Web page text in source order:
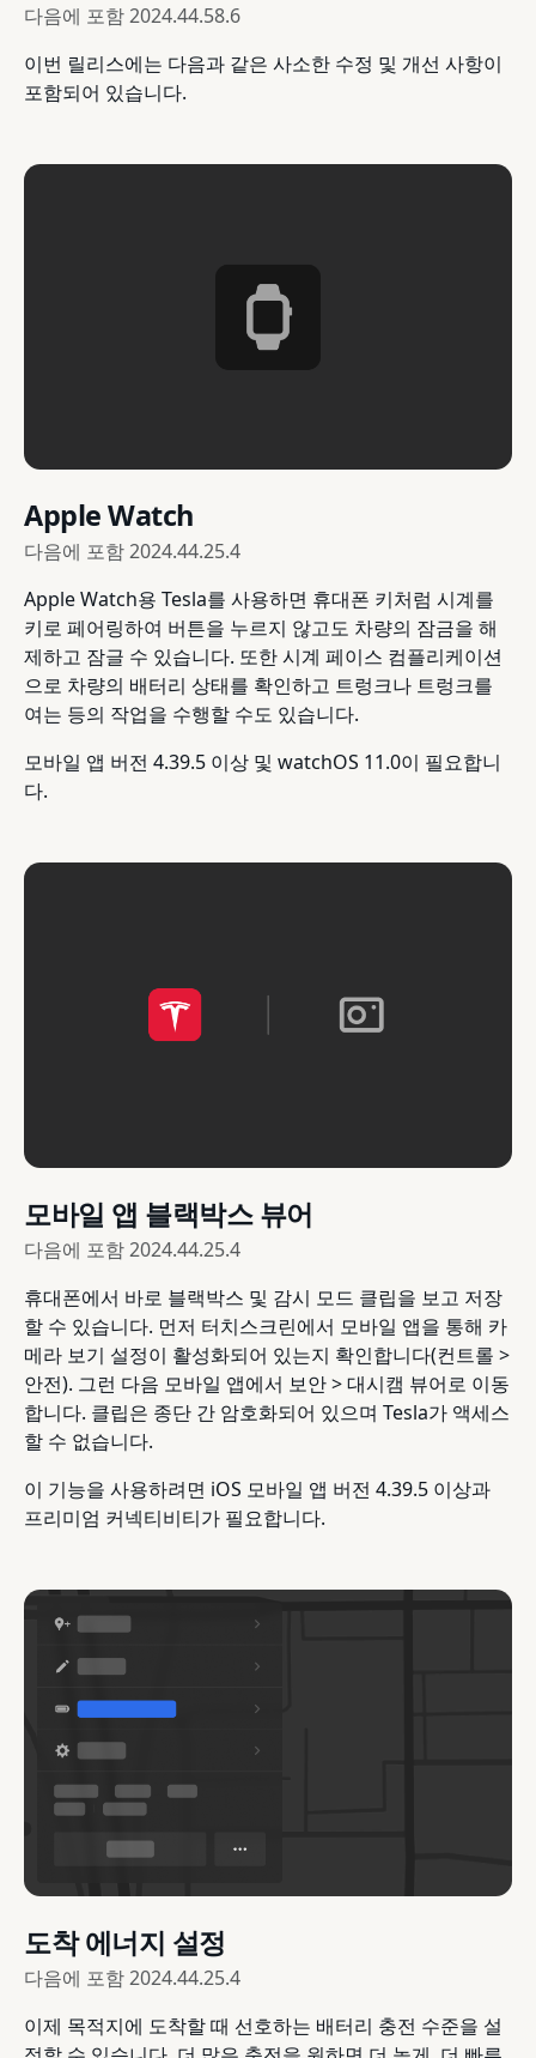
다음에 포함2024.44.58.6
이번 릴리스에는 다음과 같은 사소한 수정 및 개선 사항이
포함되어 있습니다.
Apple Watch
다음에 포함2024.44.25.4
Apple Watch용 Tesla를 사용하면 휴대폰 키처럼 시계를
키로 페어링하여 버튼을 누르지 않고도 차량의 잠금을 해
제하고 잠글 수 있습니다. 또한 시계 페이스 컴플리케이션
으로 차량의 배터리 상태를 확인하고 트렁크나 트렁크를
여는 등의 작업을 수행할 수도 있습니다.
모바일 앱 버전 4.39.5 이상 및 watchOS 11.0이 필요합니
다.
모바일 앱 블랙박스 뷰어
다음에 포함2024.44.25.4
휴대폰에서 바로 블랙박스 및 감시 모드 클립을 보고 저장
할 수 있습니다. 먼저 터치스크린에서 모바일 앱을 통해 카
메라 보기 설정이 활성화되어 있는지 확인합니다(컨트롤 >
안전). 그런 다음 모바일 앱에서 보안 > 대시캠 뷰어로 이동
합니다. 클립은 종단 간 암호화되어 있으며 Tesla가 액세스
할 수 없습니다.
이 기능을 사용하려면 iOS 모바일 앱 버전 4.39.5 이상과
프리미엄 커넥티비티가 필요합니다.
도착 에너지 설정
다음에 포함2024.44.25.4
이제 목적지에 도착할 때 선호하는 배터리 충전 수준을 설